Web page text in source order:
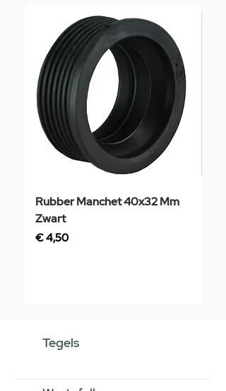
Rubber Manchet 40x32 Mm
Zwart
Prijs
€ 4,50
Tegels